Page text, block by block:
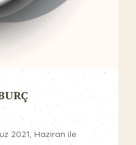
2021, Haziran ile